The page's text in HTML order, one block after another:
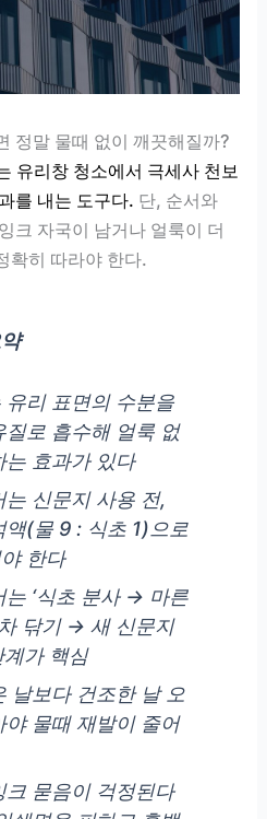
정말 물때 없이 깨끗해질까?
유리창 청소에서 극세사 천보
를 내는 도구다. 단, 순서와
크 자국이 남거나 얼룩이 더
확히 따라야 한다.
유리 표면의 수분을
질로 흡수해 얼룩 없
는 효과가 있다
는 신문지 사용 전,
액(물 9 : 식초 1)으로
한다
는 ‘식초 분사 → 마른
닦기 → 새 신문지
계가 핵심
날보다 건조한 날 오
야 물때 재발이 줄어
크 묻음이 걱정된다